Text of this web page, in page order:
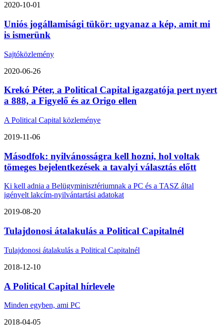
2020-10-01
Uniós jogállamisági tükör: ugyanaz a kép, amit mi
is ismerünk
Sajtóközlemény
2020-06-26
Krekó Péter, a Political Capital igazgatója pert nyert
a 888, a Figyelő és az Origo ellen
A Political Capital közleménye
2019-11-06
Másodfok: nyilvánosságra kell hozni, hol voltak
tömeges bejelentkezések a tavalyi választás előtt
Ki kell adnia a Belügyminisztériumnak a PC és a TASZ által
igényelt lakcím-nyilvántartási adatokat
2019-08-20
Tulajdonosi átalakulás a Political Capitalnél
Tulajdonosi átalakulás a Political Capitalnél
2018-12-10
A Political Capital hírlevele
Minden egyben, ami PC
2018-04-05